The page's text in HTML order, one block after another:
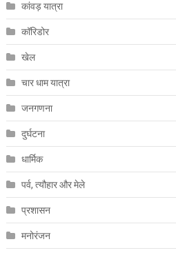
कांवड़ यात्रा
कॉरिडोर
खेल
चार धाम यात्रा
जनगणना
दुर्घटना
धार्मिक
पर्व, त्यौहार और मेले
प्रशासन
मनोरंजन